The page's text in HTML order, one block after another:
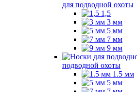
для подводной охоты
1,5
3 мм
5 мм
7 мм
9 мм
подводной охоты
1.5 мм
5 мм